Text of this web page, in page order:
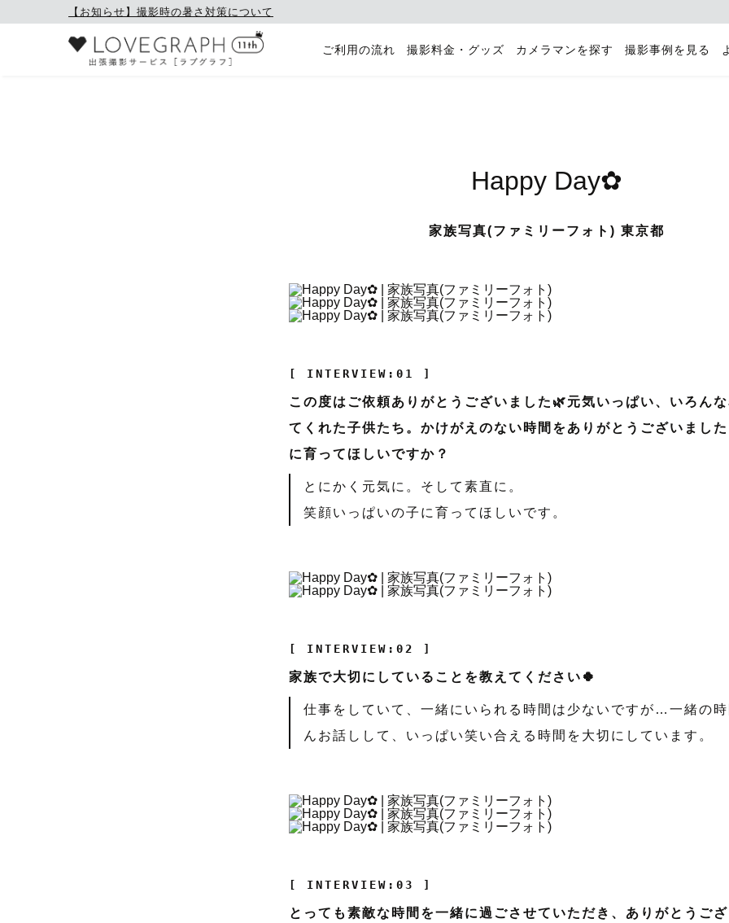
【お知らせ】撮影時の暑さ対策について
ご利用の流れ 撮影料金・グッズ カメラマンを探す 撮影事例を見る
Happy Day✿
家族写真(ファミリーフォト) 東京都
[ INTERVIEW:01 ]
この度はご依頼ありがとうございました🌿元気いっぱい、いろん
てくれた子供たち。かけがえのない時間をありがとうございまし
に育ってほしいですか？
とにかく元気に。そして素直に。
笑顔いっぱいの子に育ってほしいです。
[ INTERVIEW:02 ]
家族で大切にしていることを教えてください🍀
仕事をしていて、一緒にいられる時間は少ないですが…一緒の時
んお話しして、いっぱい笑い合える時間を大切にしています。
[ INTERVIEW:03 ]
とっても素敵な時間を一緒に過ごさせていただき、ありがとうご